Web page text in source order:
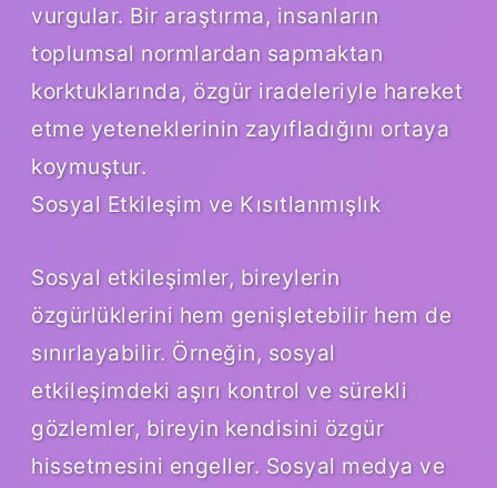
vurgular. Bir araştırma, insanların
toplumsal normlardan sapmaktan
korktuklarında, özgür iradeleriyle hareket
etme yeteneklerinin zayıfladığını ortaya
koymuştur.
Sosyal Etkileşim ve Kısıtlanmışlık
Sosyal etkileşimler, bireylerin
özgürlüklerini hem genişletebilir hem de
sınırlayabilir. Örneğin, sosyal
etkileşimdeki aşırı kontrol ve sürekli
gözlemler, bireyin kendisini özgür
hissetmesini engeller. Sosyal medya ve